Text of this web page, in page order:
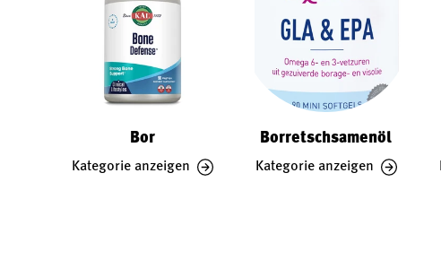
Bor
Kategorie anzeigen
Borretschsamenöl
Kategorie anzeigen